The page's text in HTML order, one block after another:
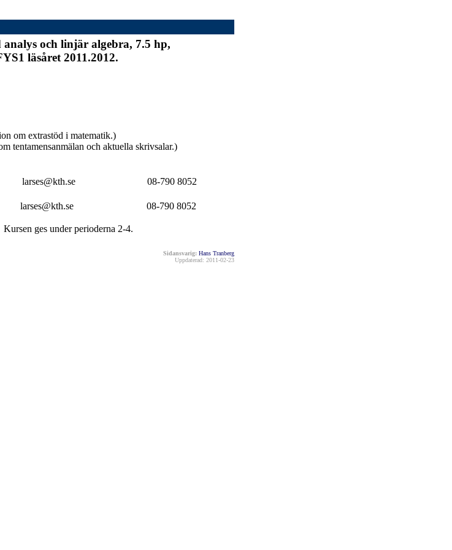
analys och linjär algebra, 7.5 hp,
läsåret 2011.2012.
om extrastöd i matematik.)
tentamensanmälan och aktuella skrivsalar.)
larses@kth.se
08-790 8052
larses@kth.se 08-790 8052
ges under perioderna 2-4.
Sidansvarig: Hans Tranberg
Uppdaterad: 2011-02-23